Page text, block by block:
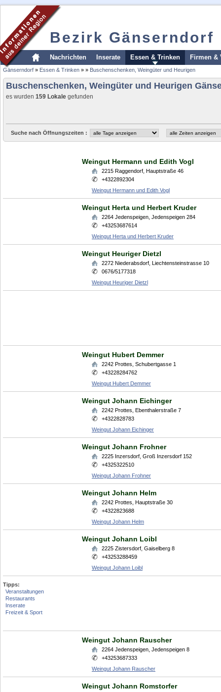
Bezirk Gänserndorf
Nachrichten Inserate Essen & Trinken Firmen &
Gänserndorf » Essen & Trinken » » Buschenschenken, Weingüter und Heurigen
Buschenschenken, Weingüter und Heurigen
es wurden 159 Lokale gefunden
Suche nach Öffnungszeiten :
Weingut Hermann und Edith Vogl
2215 Raggendorf Hauptstraße 46
+4322892304
Weingut Hermann und Edith Vogl
Weingut Herta und Herbert Kruder
2264 Jedenspeigen Jedenspeigen 284
+43253687614
Weingut Herta und Herbert Kruder
Weingut Heuriger Dietzl
2272 Niederabsdorf Liechtensteinstrasse 10
0676/5177318
Weingut Heuriger Dietzl
Weingut Hubert Demmer
2242 Prottes Schubertgasse 1
+43228284762
Weingut Hubert Demmer
Weingut Johann Eichinger
2242 Prottes Ebenthalerstraße 7
+4322828783
Weingut Johann Eichinger
Weingut Johann Frohner
2225 Inzersdorf Groß Inzersdorf 152
+4325322510
Weingut Johann Frohner
Weingut Johann Helm
2242 Prottes Hauptstraße 30
+4322823688
Weingut Johann Helm
Weingut Johann Loibl
2225 Zistersdorf Gaiselberg 8
+43253288459
Weingut Johann Loibl
Tipps:
Veranstaltungen
Restaurants
Inserate
Freizeit & Sport
Weingut Johann Rauscher
2264 Jedenspeigen Jedenspeigen 8
+43253687333
Weingut Johann Rauscher
Weingut Johann Romstorfer